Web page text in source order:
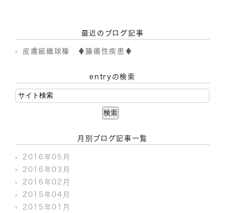
最近のブログ記事
皮膚組織球種 ♦腫瘍性疾患♦
entryの検索
月別ブログ記事一覧
2016年05月
2016年03月
2016年02月
2015年04月
2015年01月